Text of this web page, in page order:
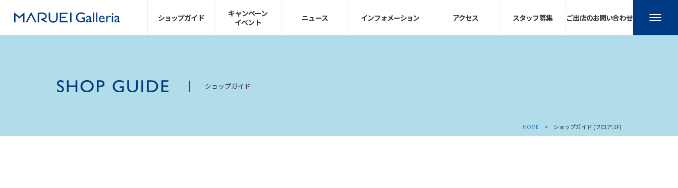
ショップガイド
キャンペーン
イベント
ニュース インフォメーション アクセス スタッフ募集 ご出店のお問い合わせ
ショップガイド
HOME ショップガイド (フロア:1F)